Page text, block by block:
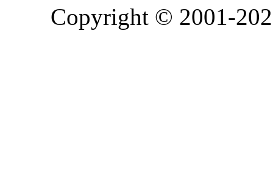
Copyright © 2001-